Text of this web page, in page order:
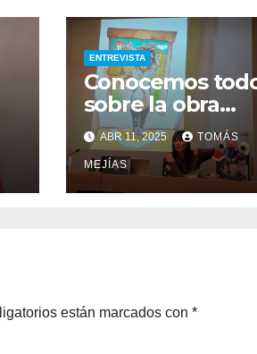
ENTREVISTA
Conocemos
sobre la obra
«Ahora:
Cuéntame un
cuento que sea
real», de Cruz
ABR 11, 2025 TOMÁS
MEJÍAS
están marcados con *